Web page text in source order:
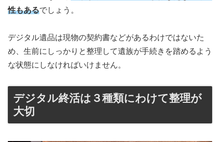
性もあるでしょう。
デジタル遺品は現物の契約書などがあるわけではないた
め、生前にしっかりと整理して遺族が手続きを踏めるよう
な状態にしなければいけません。
デジタル終活は３種類にわけて整理が
大切